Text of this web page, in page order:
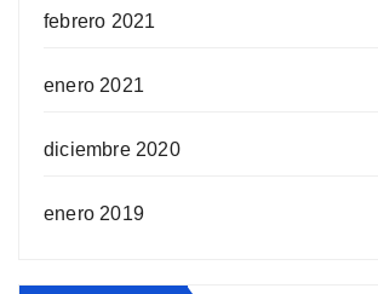
febrero 2021
enero 2021
diciembre 2020
enero 2019